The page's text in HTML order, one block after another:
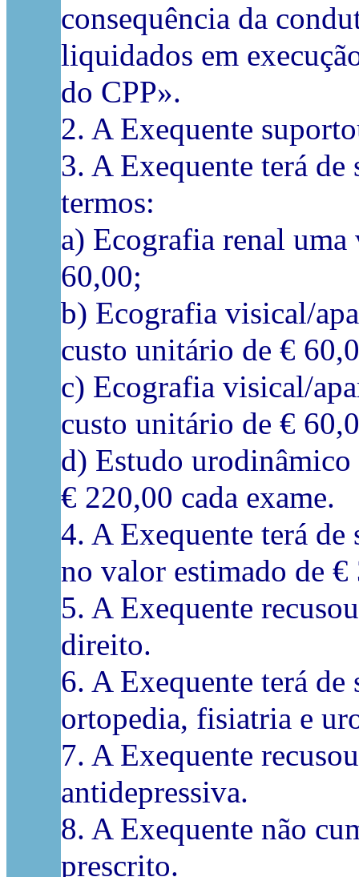
consequência da
liquidados em
do CPP».
2. A Exequente
3. A Exequente terá de
termos:
a) Ecografia renal
60,00;
b) Ecografia visical/
custo unitário de €
c) Ecografia visical/
custo unitário de €
d) Estudo
€ 220,00 cada exame.
4. A Exequente terá
no valor estimado de
5. A Exequente
direito.
6. A Exequente terá
ortopedia, fisiatria e
7. A Exequente
antidepressiva.
8. A Exequente não
prescrito.